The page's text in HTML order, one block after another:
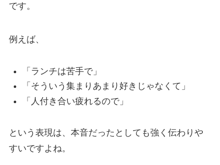
です。
例えば、
「ランチは苦手で」
「そういう集まりあまり好きじゃなくて」
「人付き合い疲れるので」
という表現は、本音だったとしても強く伝わりや
すいですよね。